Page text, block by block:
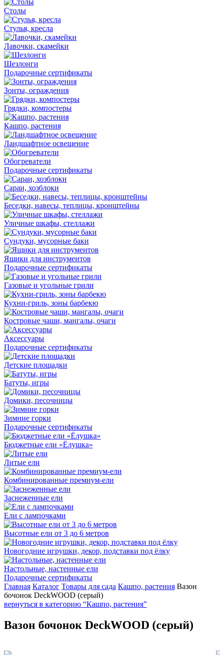
Столы
Стулья, кресла
Лавочки, скамейки
Шезлонги
Подарочные сертификаты
Зонты, ограждения
Грядки, компостеры
Кашпо, растения
Ландшафтное освещение
Обогреватели
Подарочные сертификаты
Сараи, хозблоки
Беседки, навесы, теплицы, кронштейны
Уличные шкафы, стеллажи
Сундуки, мусорные баки
Ящики для инструментов
Подарочные сертификаты
Газовые и угольные грили
Кухни-гриль, зоны барбекю
Костровые чаши, мангалы, очаги
Аксессуары
Подарочные сертификаты
Детские площадки
Батуты, игры
Домики, песочницы
Зимние горки
Подарочные сертификаты
Бюджетные ели «Ёлушка»
Литые ели
Комбинированные премиум-ели
Заснеженные ели
Ели с лампочками
Высотные ели от 3 до 6 метров
Новогодние игрушки, декор, подставки под ёлку
Настольные, настенные ели
Подарочные сертификаты
Главная Каталог Товары для сада Кашпо, растения Вазон
бочонок DeckWOOD (серый)
вернуться в категорию “Кашпо, растения”
Вазон бочонок DeckWOOD (серый)